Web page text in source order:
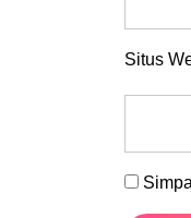
Situs